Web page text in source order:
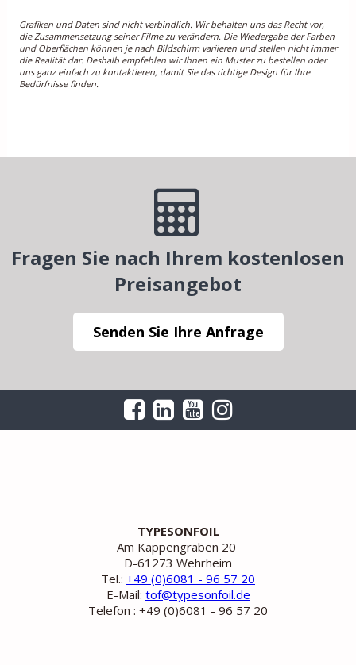
Grafiken und Daten sind nicht verbindlich. Wir behalten uns das Recht vor,
die Zusammensetzung seiner Filme zu verändern. Die Wiedergabe der Farben
und Oberflächen können je nach Bildschirm variieren und stellen nicht immer
die Realität dar. Deshalb empfehlen wir Ihnen ein Muster zu bestellen oder
uns ganz einfach zu kontaktieren, damit Sie das richtige Design für Ihre
Bedürfnisse finden.
Fragen Sie nach Ihrem kostenlosen
Preisangebot
Senden Sie Ihre Anfrage
TYPESONFOIL
Am Kappengraben 20
D-61273 Wehrheim
Tel.: +49 (0)6081 - 96 57 20
E-Mail: tof@typesonfoil.de
Telefon : +49 (0)6081 - 96 57 20